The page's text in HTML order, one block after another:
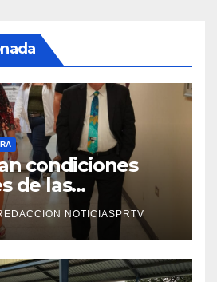
condiciones
de las
Departamento
en Mayagüez
NOTICIASPRTV